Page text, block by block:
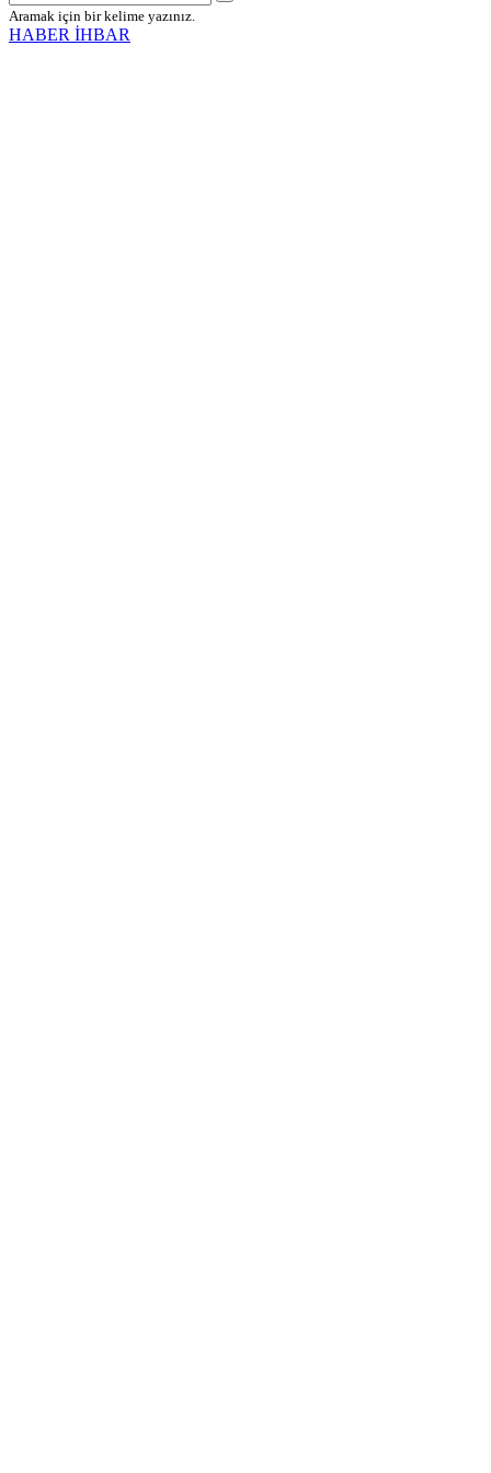
Aramak için bir kelime yazınız.
HABER İHBAR